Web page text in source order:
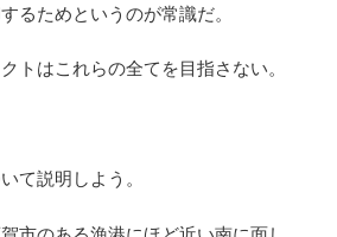
るためというのが常識だ。
トはこれらの全てを目指さない。
て説明しよう。